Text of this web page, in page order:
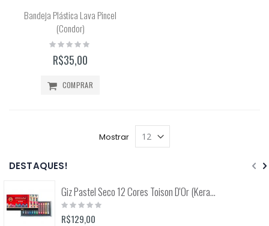
Bandeja Plástica Lava Pincel
(Condor)
Rating:
R$35,00
COMPRAR
Mostrar
DESTAQUES!
Giz Pastel Seco 12 Cores Toison D'Or (Keramik) 8512
Rating:
0%
R$129,00